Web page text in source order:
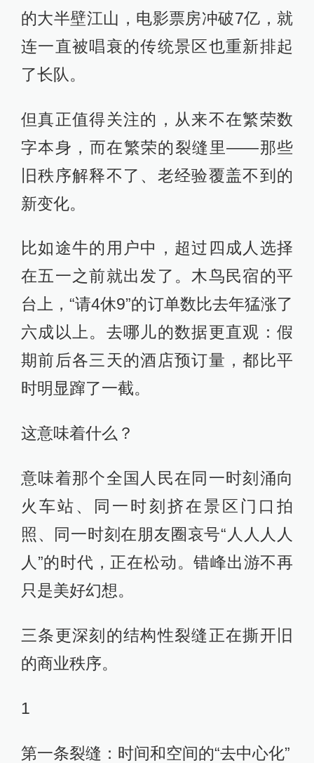
的大半壁江山，电影票房冲破7亿，就
连一直被唱衰的传统景区也重新排起
了长队。
但真正值得关注的，从来不在繁荣数
字本身，而在繁荣的裂缝里——那些
旧秩序解释不了、老经验覆盖不到的
新变化。
比如途牛的用户中，超过四成人选择
在五一之前就出发了。木鸟民宿的平
台上，“请4休9”的订单数比去年猛涨了
六成以上。去哪儿的数据更直观：假
期前后各三天的酒店预订量，都比平
时明显蹿了一截。
这意味着什么？
意味着那个全国人民在同一时刻涌向
火车站、同一时刻挤在景区门口拍
照、同一时刻在朋友圈哀号“人人人人
人”的时代，正在松动。错峰出游不再
只是美好幻想。
三条更深刻的结构性裂缝正在撕开旧
的商业秩序。
1
第一条裂缝：时间和空间的“去中心化”